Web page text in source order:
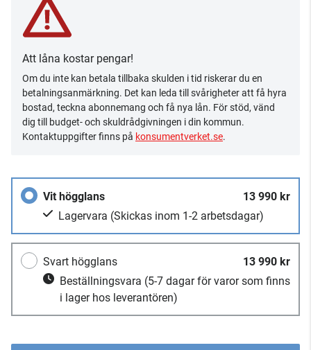
Att låna kostar pengar!
Om du inte kan betala tillbaka skulden i tid riskerar du en
betalningsanmärkning. Det kan leda till svårigheter att få hyra
bostad, teckna abonnemang och få nya lån. För stöd, vänd
dig till budget- och skuldrådgivningen i din kommun.
Kontaktuppgifter finns på konsumentverket.se.
Vit högglans
13 990 kr
Lagervara (Skickas inom 1-2 arbetsdagar)
Svart högglans
13 990 kr
Beställningsvara (5-7 dagar för varor som finns
i lager hos leverantören)